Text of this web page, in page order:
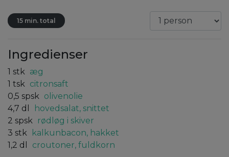
15 min. total
Ingredienser
1 stk æg
1 tsk citronsaft
0,5 spsk olivenolie
4,7 dl
hovedsalat, snittet
2 spsk rødløg i skiver
3 stk
kalkunbacon, hakket
1,2 dl croutoner, fuldkorn